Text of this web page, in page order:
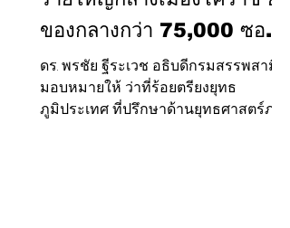
ของกลางกว่า 75,000 ซอง
คิดเป็นภาษีที่รัฐสูญเสียกว่า 4
ล้านบาท
ดร. พรชัย ฐีระเวช อธิบดีกรมสรรพสามิต
มอบหมายให้ ว่าที่ร้อยตรียงยุทธ
ภูมิประเทศ ที่ปรึกษาด้านยุทธศาสตร์ภาษี